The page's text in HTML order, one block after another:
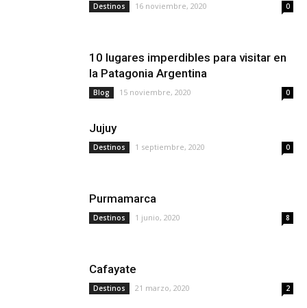
Destinos 16 noviembre, 2020 0
10 lugares imperdibles para visitar en
la Patagonia Argentina
Blog 15 noviembre, 2020 0
Jujuy
Destinos 1 septiembre, 2020 0
Purmamarca
Destinos 1 junio, 2020 8
Cafayate
Destinos 21 marzo, 2020 2